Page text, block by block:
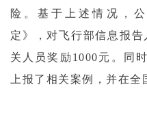
险 。基于上述情况，
定》，对飞行部信息报
关人员奖励1000元。同
上报了相关案例，并在全